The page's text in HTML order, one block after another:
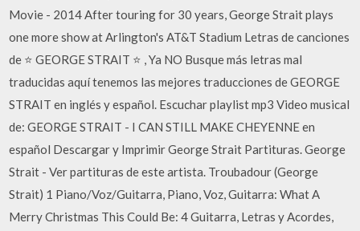
Movie - 2014 After touring for 30 years, George Strait plays
one more show at Arlington's AT&T Stadium Letras de canciones
de ⭐ GEORGE STRAIT ⭐ , Ya NO Busque más letras mal
traducidas aquí tenemos las mejores traducciones de GEORGE
STRAIT en inglés y español. Escuchar playlist mp3 Video musical
de: GEORGE STRAIT - I CAN STILL MAKE CHEYENNE en
español Descargar y Imprimir George Strait Partituras. George
Strait - Ver partituras de este artista. Troubadour (George
Strait) 1 Piano/Voz/Guitarra, Piano, Voz, Guitarra: What A
Merry Christmas This Could Be: 4 Guitarra, Letras y Acordes,